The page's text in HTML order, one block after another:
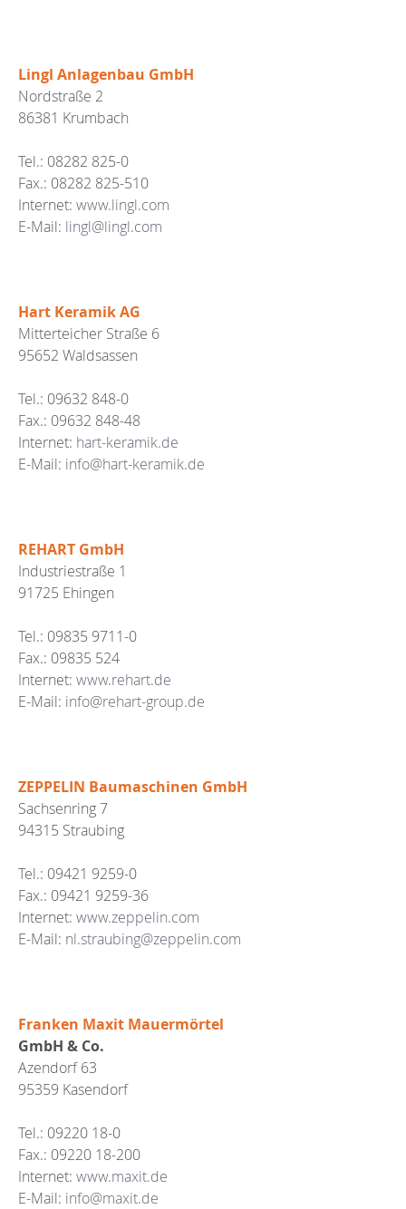
Lingl Anlagenbau GmbH
Nordstraße 2
86381 Krumbach
Tel.: 08282 825-0
Fax.: 08282 825-510
Internet: www.lingl.com
E-Mail: lingl@lingl.com
Hart Keramik AG
Mitterteicher Straße 6
95652 Waldsassen
Tel.: 09632 848-0
Fax.: 09632 848-48
Internet: hart-keramik.de
E-Mail: info@hart-keramik.de
REHART GmbH
Industriestraße 1
91725 Ehingen
Tel.: 09835 9711-0
Fax.: 09835 524
Internet: www.rehart.de
E-Mail: info@rehart-group.de
ZEPPELIN Baumaschinen GmbH
Sachsenring 7
94315 Straubing
Tel.: 09421 9259-0
Fax.: 09421 9259-36
Internet: www.zeppelin.com
E-Mail: nl.straubing@zeppelin.com
Franken Maxit Mauermörtel
GmbH & Co.
Azendorf 63
95359 Kasendorf
Tel.: 09220 18-0
Fax.: 09220 18-200
Internet: www.maxit.de
E-Mail: info@maxit.de